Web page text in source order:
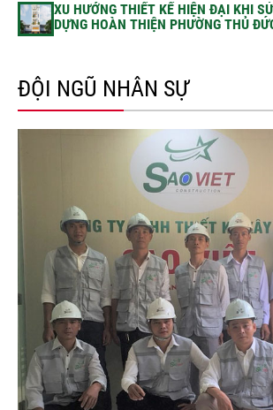
XU HƯỚNG THIẾT KẾ HIỆN ĐẠI KHI
DỰNG HOÀN THIỆN PHƯỜNG THỦ
ĐỘI NGŨ NHÂN SỰ